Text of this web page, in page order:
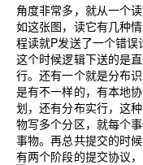
角度非常多，就从一个
如这张图，读它有几种
程读就P发送了一个错
这个时候逻辑下送的是
行。还有一个就是分布
是有不一样的，有本地
划，还有分布实行，这
物写多个分区，就每个
事物。再总共提交的时
有两个阶段的提交协议